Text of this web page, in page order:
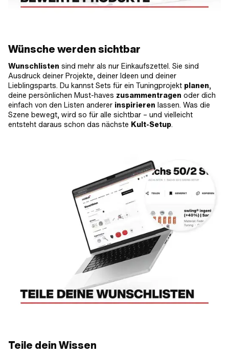
Wünsche werden sichtbar
Wunschlisten sind mehr als nur Einkaufszettel. Sie sind
Ausdruck deiner Projekte, deiner Ideen und deiner
Lieblingsparts. Du kannst Sets für ein Tuningprojekt planen,
deine persönlichen Must-haves zusammentragen oder dich
einfach von den Listen anderer inspirieren lassen. Was die
Szene bewegt, wird so für alle sichtbar – und vielleicht
entsteht daraus schon das nächste Kult-Setup.
Teile dein Wissen